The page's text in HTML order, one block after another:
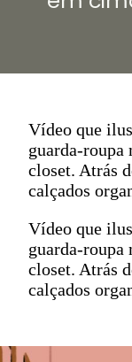
Vídeo que
guarda-roupa
closet. Atrás
calçados
Vídeo que
guarda-roupa
closet. Atrás
calçados